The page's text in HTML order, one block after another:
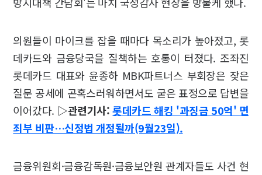
의원들이 마이크를 잡을 때마다 목소리가 높아졌고, 롯
데카드와 금융당국을 질책하는 호통이 터졌다. 조좌진
롯데카드 대표와 윤종하 MBK파트너스 부회장은 잦은
질문 공세에 곤혹스러워하면서도 굳은 표정으로 답변을
이어갔다. ▷관련기사:롯데카드 해킹 '과징금 50억' 면
죄부 비판…신정법 개정될까(9월23일).
금융위원회·금융감독원·금융보안원 관계자들도 사건 현